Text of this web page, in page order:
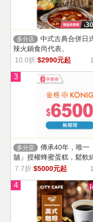
多分店
中式古典合併日
辣火鍋食尚代表。
10.0折 $2990元起
3
多分店
傳承40年，唯一
舖」授權蜂蜜蛋糕，鬆軟
13家門市適用，自選商品
7.7折 $5000元起
4